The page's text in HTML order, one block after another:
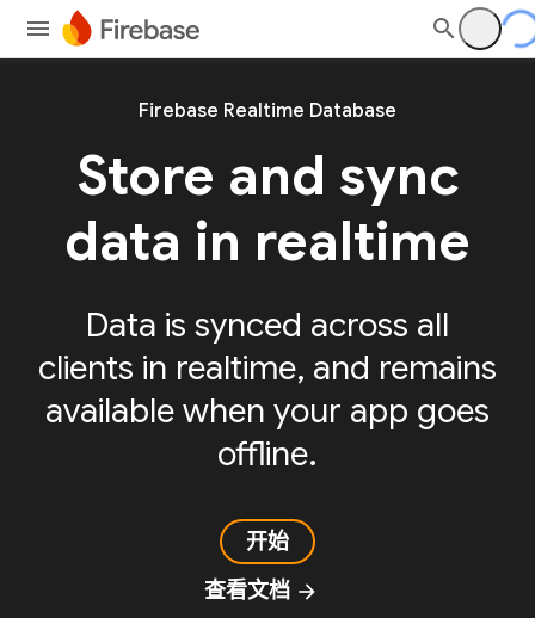
Firebase Realtime Database
Store and sync
data in realtime
Data is synced across all
clients in realtime, and remains
available when your app goes
offline.
开始
查看文档 arrow_forward